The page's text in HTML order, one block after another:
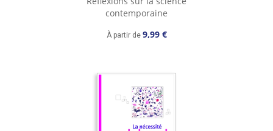
contemporaine
À partir de 9,99 €